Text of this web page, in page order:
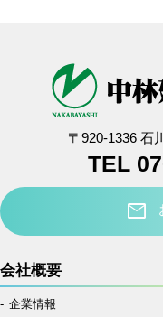
〒920-1336 石
TEL
mail
会社概要
企業情報